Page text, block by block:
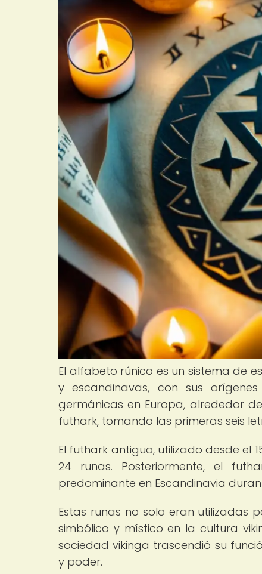
El alfabeto rúnico es un sistema de
y escandinavas, con sus
germánicas en Europa, alrededor
futhark, tomando las primeras seis
El futhark antiguo, utilizado desde el
24 runas. Posteriormente, el
predominante en Escandinavia
Estas runas no solo eran utilizadas
simbólico y místico en la cultura
sociedad vikinga trascendió su
y poder.